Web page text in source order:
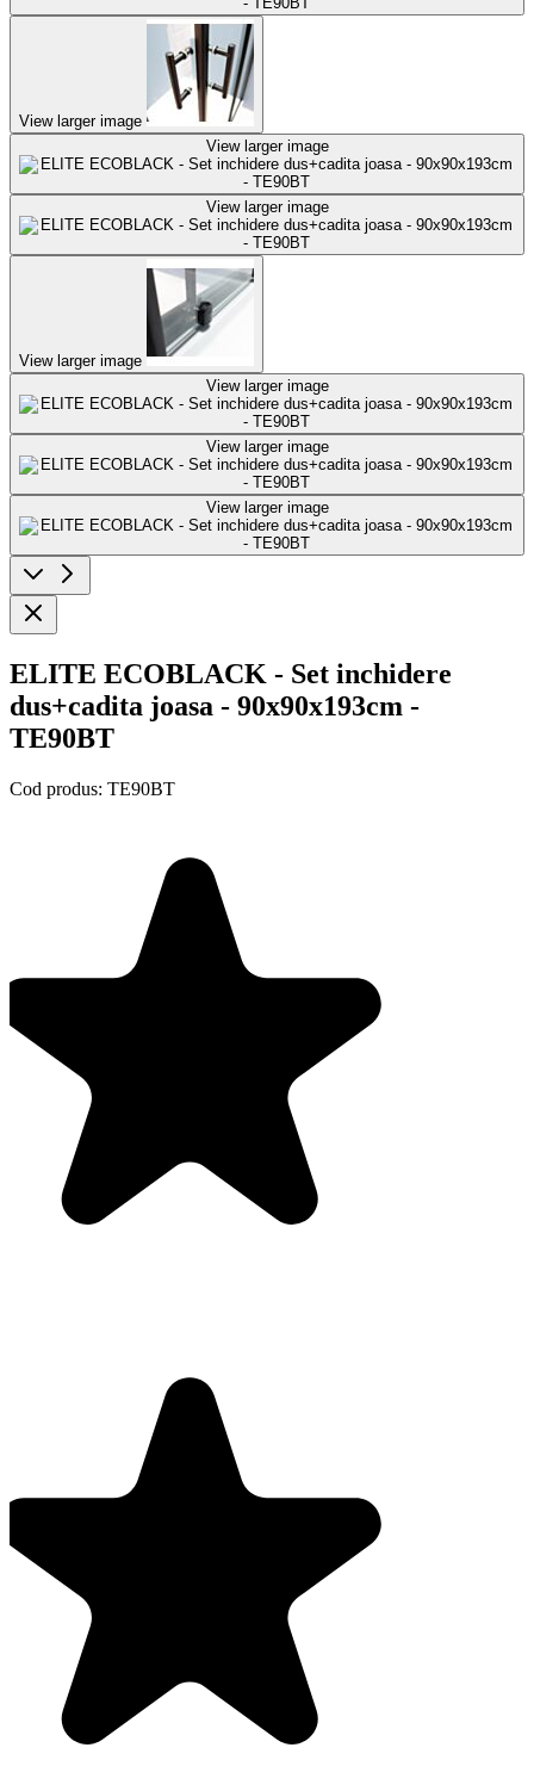
View larger image
View larger image
View larger image
View larger image
View larger image
View larger image
View larger image
ELITE ECOBLACK - Set inchidere
dus+cadita joasa - 90x90x193cm -
TE90BT
Cod produs: TE90BT